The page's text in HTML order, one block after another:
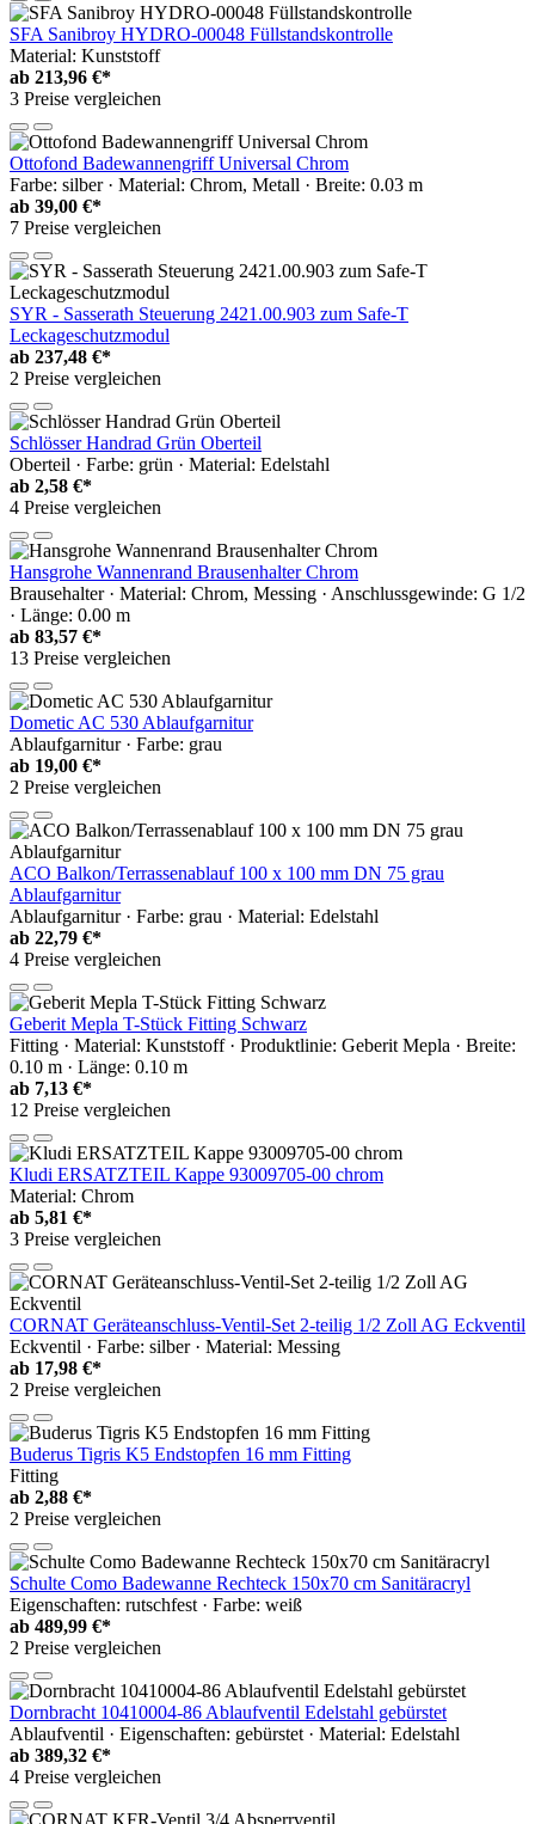
SFA Sanibroy HYDRO-00048 Füllstandskontrolle
Material: Kunststoff
ab 213,96 €*
3 Preise vergleichen
Ottofond Badewannengriff Universal Chrom
Farbe: silber · Material: Chrom, Metall · Breite: 0.03 m
ab 39,00 €*
7 Preise vergleichen
SYR - Sasserath Steuerung 2421.00.903 zum Safe-T
Leckageschutzmodul
ab 237,48 €*
2 Preise vergleichen
Schlösser Handrad Grün Oberteil
Oberteil · Farbe: grün · Material: Edelstahl
ab 2,58 €*
4 Preise vergleichen
Hansgrohe Wannenrand Brausenhalter Chrom
Brausehalter · Material: Chrom, Messing · Anschlussgewinde: G 1/2
· Länge: 0.00 m
ab 83,57 €*
13 Preise vergleichen
Dometic AC 530 Ablaufgarnitur
Ablaufgarnitur · Farbe: grau
ab 19,00 €*
2 Preise vergleichen
ACO Balkon/Terrassenablauf 100 x 100 mm DN 75 grau
Ablaufgarnitur
Ablaufgarnitur · Farbe: grau · Material: Edelstahl
ab 22,79 €*
4 Preise vergleichen
Geberit Mepla T-Stück Fitting Schwarz
Fitting · Material: Kunststoff · Produktlinie: Geberit Mepla · Breite:
0.10 m · Länge: 0.10 m
ab 7,13 €*
12 Preise vergleichen
Kludi ERSATZTEIL Kappe 93009705-00 chrom
Material: Chrom
ab 5,81 €*
3 Preise vergleichen
CORNAT Geräteanschluss-Ventil-Set 2-teilig 1/2 Zoll AG Eckventil
Eckventil · Farbe: silber · Material: Messing
ab 17,98 €*
2 Preise vergleichen
Buderus Tigris K5 Endstopfen 16 mm Fitting
Fitting
ab 2,88 €*
2 Preise vergleichen
Schulte Como Badewanne Rechteck 150x70 cm Sanitäracryl
Eigenschaften: rutschfest · Farbe: weiß
ab 489,99 €*
2 Preise vergleichen
Dornbracht 10410004-86 Ablaufventil Edelstahl gebürstet
Ablaufventil · Eigenschaften: gebürstet · Material: Edelstahl
ab 389,32 €*
4 Preise vergleichen